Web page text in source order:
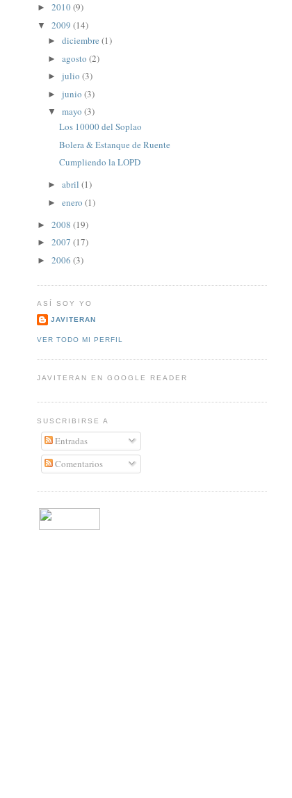
► 2010(9)
▼ 2009 (14)
►diciembre(1)
►agosto(2)
►julio(3)
►junio(3)
▼mayo(3)
Los 10000 del Soplao
Bolera & Estanque de Ruente
Cumpliendo la LOPD
►abril(1)
►enero(1)
► 2008 (19)
► 2007 (17)
► 2006 (3)
ASÍ SOY YO
JAVITERAN
VER TODO MI PERFIL
JAVITERAN EN GOOGLE READER
SUSCRIBIRSE A
Entradas
Comentarios